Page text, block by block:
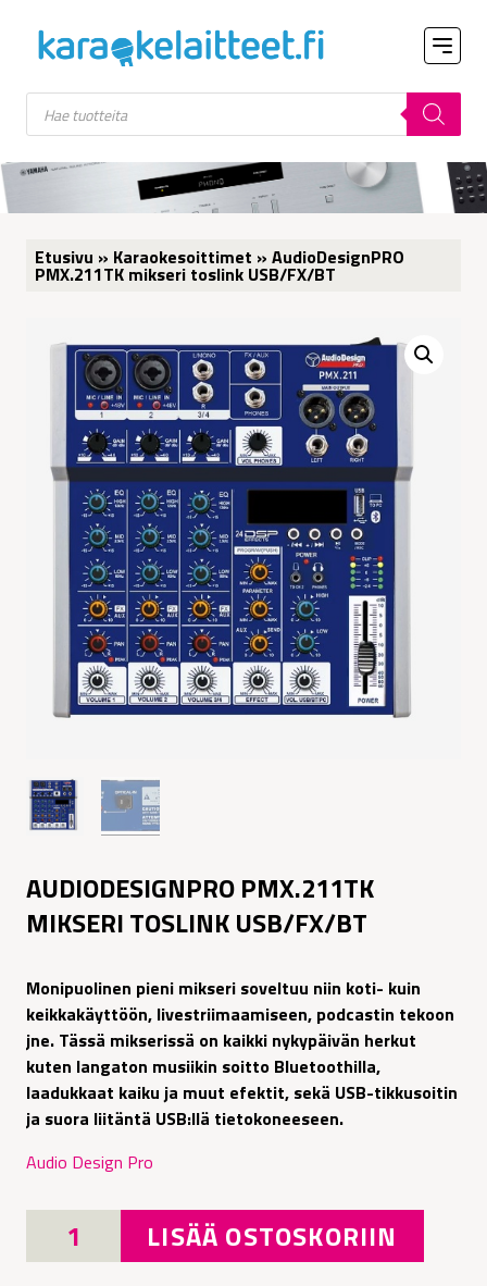
Products
search
Etusivu » Karaokesoittimet » AudioDesignPRO
PMX.211TK mikseri toslink USB/FX/BT
AUDIODESIGNPRO PMX.211TK
MIKSERI TOSLINK USB/FX/BT
Monipuolinen pieni mikseri soveltuu niin koti- kuin
keikkakäyttöön, livestriimaamiseen, podcastin tekoon
jne. Tässä mikserissä on kaikki nykypäivän herkut
kuten langaton musiikin soitto Bluetoothilla,
laadukkaat kaiku ja muut efektit, sekä USB-tikkusoitin
ja suora liitäntä USB:llä tietokoneeseen.
Audio Design Pro
AudioDesignPRO
PMX.211TK
LISÄÄ OSTOSKORIIN